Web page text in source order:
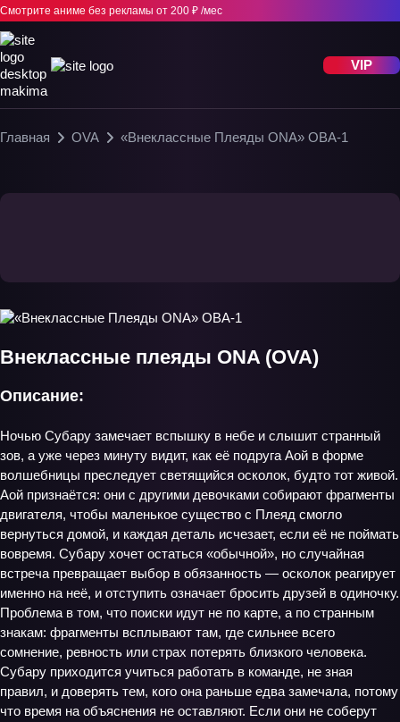
Смотрите аниме без рекламы от 200 ₽ /мес
VIP
Главная OVA «Внеклассные Плеяды ONA» ОВА-1
Внеклассные плеяды ONA (OVA)
Описание:
Ночью Субару замечает вспышку в небе и слышит странный
зов, а уже через минуту видит, как её подруга Аой в форме
волшебницы преследует светящийся осколок, будто тот живой.
Аой признаётся: они с другими девочками собирают фрагменты
двигателя, чтобы маленькое существо с Плеяд смогло
вернуться домой, и каждая деталь исчезает, если её не поймать
вовремя. Субару хочет остаться «обычной», но случайная
встреча превращает выбор в обязанность — осколок реагирует
именно на неё, и отступить означает бросить друзей в одиночку.
Проблема в том, что поиски идут не по карте, а по странным
знакам: фрагменты всплывают там, где сильнее всего
сомнение, ревность или страх потерять близкого человека.
Субару приходится учиться работать в команде, не зная
правил, и доверять тем, кого она раньше едва замечала, потому
что время на объяснения не оставляют. Если они не соберут